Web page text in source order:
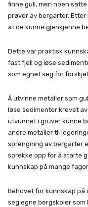
finne gull, men noen
prøver av bergarter.
at de kunne gjenkjenne
Dette var praktisk
fast fjell og løse
som egnet seg for
Å utvinne metaller som
løse sedimenter krevet
utvunnet i gruver kunne
andre metaller til
sprengning av bergarter
sprekke opp for å starte
kunnskap på mange
Behovet for kunnskap
seg egne bergskoler